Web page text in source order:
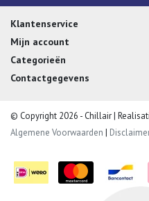
Klantenservice
Mijn account
Categorieën
Contactgegevens
© Copyright 2026 - Chillair |
Algemene Voorwaarden |